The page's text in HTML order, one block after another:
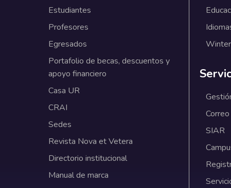
Estudiantes
Profesores
Egresados
Portafolio de becas, descuentos y
apoyo financiero
Casa UR
CRAI
Sedes
Revista Nova et Vetera
Directorio institucional
Manual de marca
SIAR